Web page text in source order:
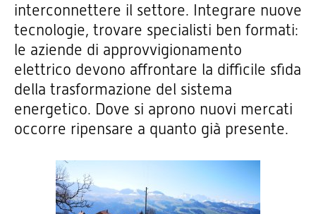
interconnettere il settore. Integrare nuove
tecnologie, trovare specialisti ben formati:
le aziende di approvvigionamento
elettrico devono affrontare la difficile sfida
della trasformazione del sistema
energetico. Dove si aprono nuovi mercati
occorre ripensare a quanto già presente.